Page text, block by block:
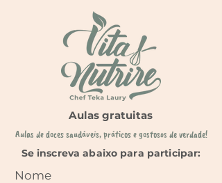
Aulas gratuitas
Aulas de doces saudáveis, práticos e gostosos de verdade!
Se inscreva abaixo para participar:
Nome